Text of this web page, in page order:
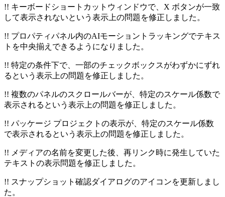
!! キーボードショートカットウィンドウで、X ボタンが一致
して表示されないという表示上の問題を修正しました。
!! プロパティパネル内のAIモーショントラッキングでテキス
トを中央揃えできるようになりました。
!! 特定の条件下で、一部のチェックボックスがわずかにずれ
るという表示上の問題を修正しました。
!! 複数のパネルのスクロールバーが、特定のスケール係数で
表示されるという表示上の問題を修正しました。
!! パッケージ プロジェクトの表示が、特定のスケール係数
で表示されるという表示上の問題を修正しました。
!! メディアの名前を変更した後、再リンク時に発生していた
テキストの表示問題を修正しました。
!! スナップショット確認ダイアログのアイコンを更新しまし
た。